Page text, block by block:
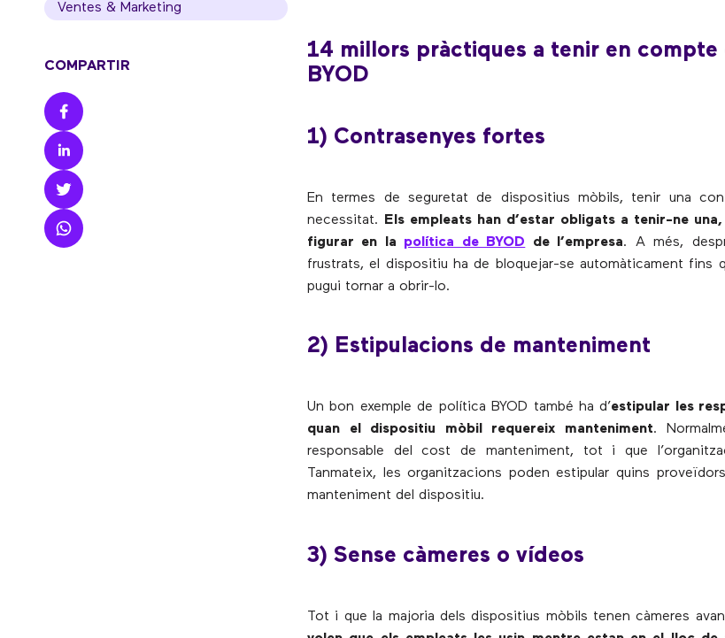
14 millors pràctiques a tenir en compte
BYOD
1) Contrasenyes fortes
En termes de seguretat de dispositius mòbils, tenir una
necessitat.
Els empleats han d’estar obligats a tenir-ne
figurar en la política de BYOD de l’empresa. A més,
frustrats, el dispositiu ha de bloquejar-se automàticament fins
pugui tornar a obrir-lo.
2) Estipulacions de manteniment
Un bon exemple de política BYOD també ha d’estipular les
quan el dispositiu mòbil requereix manteniment.
responsable del cost de manteniment, tot i que
Tanmateix, les organitzacions poden estipular quins
manteniment del dispositiu.
3) Sense càmeres o vídeos
Tot i que la majoria dels dispositius mòbils tenen càmeres
Ventes & Marketing
COMPARTIR